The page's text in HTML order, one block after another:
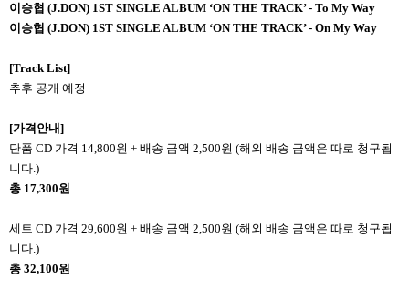
이승협 (J.DON) 1ST SINGLE ALBUM ‘ON THE TRACK’ - To My Way
이승협 (J.DON) 1ST SINGLE ALBUM ‘ON THE TRACK’ - On My Way
[Track List]
추후 공개 예정
[가격안내]
단품 CD 가격 14,800원 + 배송 금액 2,500원 (해외 배송 금액은 따로 청구됩
니다.)
총 17,300원
세트 CD 가격 29,600원 + 배송 금액 2,500원 (해외 배송 금액은 따로 청구됩
니다.)
총 32,100원